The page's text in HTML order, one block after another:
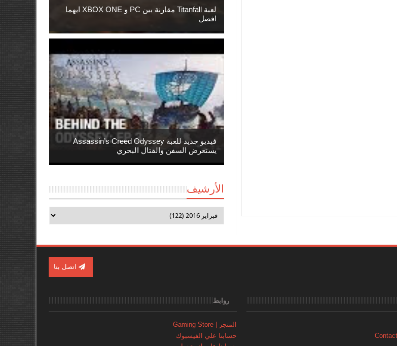
لعبة Titanfall مقارنة بين PC و XBOX ONE ايهما
افضل
فيديو جديد للعبة Assassin’s Creed Odyssey
يستعرض السفن والقتال البحري
الأرشيف
اتصل بنا
روابط
المتجر | Gaming Store
حسابنا علي الفيسبوك